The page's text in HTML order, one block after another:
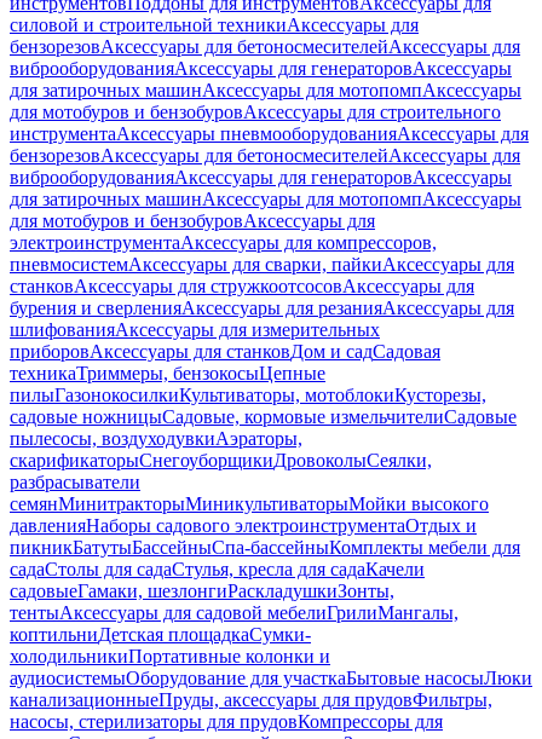
силовой и строительной техникиАксессуары для
бензорезовАксессуары для бетоносмесителейАксессуары для
виброоборудованияАксессуары для генераторовАксессуары
для затирочных машинАксессуары для мотопомпАксессуары
для мотобуров и бензобуровАксессуары для строительного
инструментаАксессуары пневмооборудованияАксессуары для
бензорезовАксессуары для бетоносмесителейАксессуары для
виброоборудованияАксессуары для генераторовАксессуары
для затирочных машинАксессуары для мотопомпАксессуары
для мотобуров и бензобуровАксессуары для
электроинструментаАксессуары для компрессоров,
пневмосистемАксессуары для сварки, пайкиАксессуары для
станковАксессуары для стружкоотсосовАксессуары для
бурения и сверленияАксессуары для резанияАксессуары для
шлифованияАксессуары для измерительных
приборовАксессуары для станковДом и садСадовая
техникаТриммеры, бензокосыЦепные
пилыГазонокосилкиКультиваторы, мотоблокиКусторезы,
садовые ножницыСадовые, кормовые измельчителиСадовые
пылесосы, воздуходувкиАэраторы,
скарификаторыСнегоуборщикиДровоколыСеялки,
разбрасыватели
семянМинитракторыМиникультиваторыМойки высокого
давленияНаборы садового электроинструментаОтдых и
пикникБатутыБассейныСпа-бассейныКомплекты мебели для
садаСтолы для садаСтулья, кресла для садаКачели
садовыеГамаки, шезлонгиРаскладушкиЗонты,
тентыАксессуары для садовой мебелиГрилиМангалы,
коптильниДетская площадкаСумки-
холодильникиПортативные колонки и
аудиосистемыОборудование для участкаБытовые насосыЛюки
канализационныеПруды, аксессуары для прудовФильтры,
насосы, стерилизаторы для прудовКомпрессоры для